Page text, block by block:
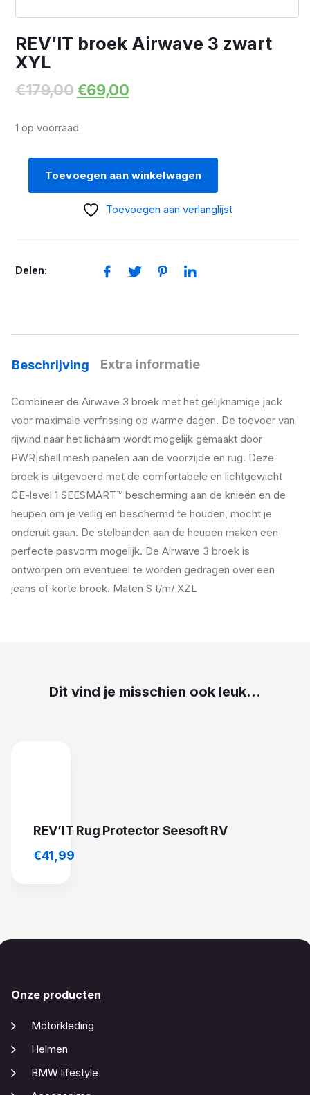
REV’IT broek Airwave 3 zwart
XYL
€179,00 Oorspronkelijke
prijs
was:
€179,00.
€69,00Huidige
prijs
1 op voorraad
Toevoegen aan winkelwagen
Toevoegen aan verlanglijst
Delen:
Beschrijving Extra informatie
Combineer de Airwave 3 broek met het gelijknamige jack
voor maximale verfrissing op warme dagen. De toevoer van
rijwind naar het lichaam wordt mogelijk gemaakt door
PWR|shell mesh panelen aan de voorzijde en rug. Deze
broek is uitgevoerd met de comfortabele en lichtgewicht
CE-level 1 SEESMART™ bescherming aan de knieën en de
heupen om je veilig en beschermd te houden, mocht je
onderuit gaan. De stelbanden aan de heupen maken een
perfecte pasvorm mogelijk. De Airwave 3 broek is
ontworpen om eventueel te worden gedragen over een
jeans of korte broek. Maten S t/m/ XZL
Dit vind je misschien ook leuk...
REV’IT Rug Protector Seesoft RV
€41,99
Onze producten
Motorkleding
Helmen
BMW lifestyle